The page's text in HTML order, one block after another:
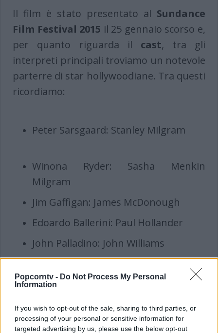
Popcorntv - Do Not Process My Personal
Information
If you wish to opt-out of the sale, sharing to third parties, or
processing of your personal or sensitive information for
targeted advertising by us, please use the below opt-out
Il film è stato presentato al Sundance
Film Festival 2015 il 25 gennaio scorso e,
per quanto riguarda il cast, tra gli
interpreti principali troviamo un notevole
parterre di star hollywoodiane. Tra questi
ricordiamo:
Peter Sarsgaard: Stanley Milgram
Winona Ryder: Sasha Menkin
Milgram
Jim Gaffigan: James McDonough
Edoardo Ballerini: Paul Hollander
John Palladino: John Williams
Dennis Haysbert: Ossie Davis
Danny A. Abeckaser: Braverman
Taryn Manning: Mrs. Lowe